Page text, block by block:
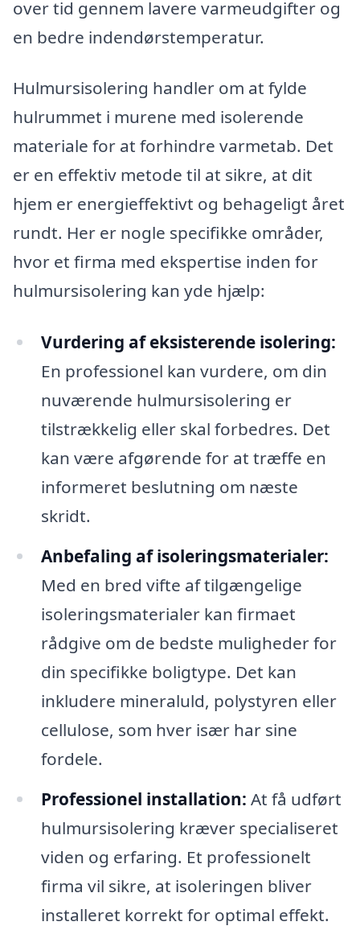
over tid gennem lavere varmeudgifter og
en bedre indendørstemperatur.
Hulmursisolering handler om at fylde
hulrummet i murene med isolerende
materiale for at forhindre varmetab. Det
er en effektiv metode til at sikre, at dit
hjem er energieffektivt og behageligt året
rundt. Her er nogle specifikke områder,
hvor et firma med ekspertise inden for
hulmursisolering kan yde hjælp:
Vurdering af eksisterende isolering:
En professionel kan vurdere, om din
nuværende hulmursisolering er
tilstrækkelig eller skal forbedres. Det
kan være afgørende for at træffe en
informeret beslutning om næste
skridt.
Anbefaling af isoleringsmaterialer:
Med en bred vifte af tilgængelige
isoleringsmaterialer kan firmaet
rådgive om de bedste muligheder for
din specifikke boligtype. Det kan
inkludere mineraluld, polystyren eller
cellulose, som hver især har sine
fordele.
Professionel installation: At få udført
hulmursisolering kræver specialiseret
viden og erfaring. Et professionelt
firma vil sikre, at isoleringen bliver
installeret korrekt for optimal effekt.